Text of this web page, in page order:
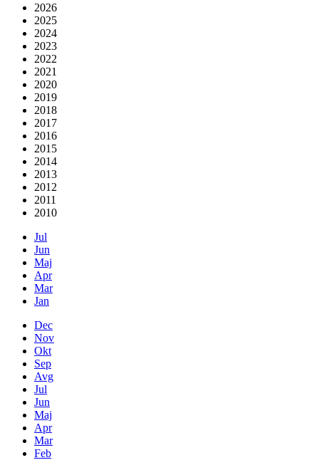
2026
2025
2024
2023
2022
2021
2020
2019
2018
2017
2016
2015
2014
2013
2012
2011
2010
Jul
Jun
Maj
Apr
Mar
Jan
Dec
Nov
Okt
Sep
Avg
Jul
Jun
Maj
Apr
Mar
Feb